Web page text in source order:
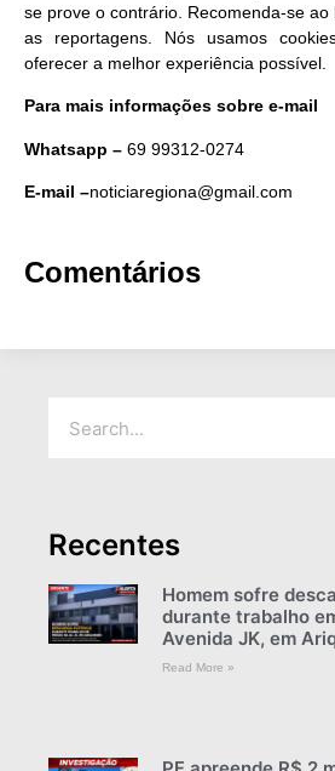
se prove o contrário. Recomenda-se
as reportagens. Nós usamos
oferecer a melhor experiência possível.
Para mais informações sobre e-mail
Whatsapp – 69 99312-0274
E-mail –noticiaregiona@gmail.com
Comentários
Recentes
Homem sofre
durante trabalho
Avenida JK, em
Read More »